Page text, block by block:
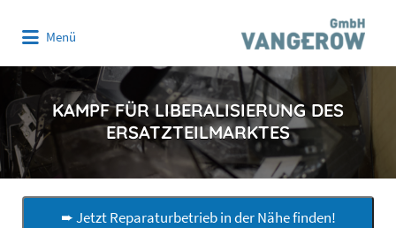
Menü
KAMPF FÜR LIBERALISIERUNG DES
ERSATZTEILMARKTES
➨ Jetzt Reparaturbetrieb in der Nähe finden!